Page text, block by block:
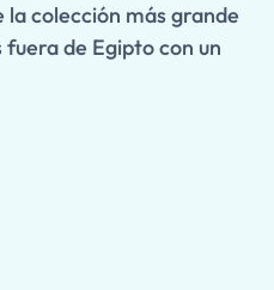
la colección más grande
de Egipto con un